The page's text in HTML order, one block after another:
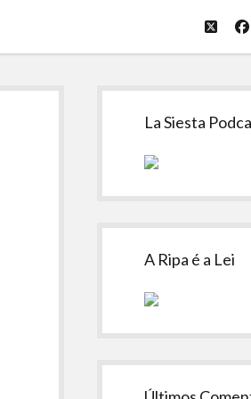
twitter
Sidebar
La Siesta
A Ripa é a Lei